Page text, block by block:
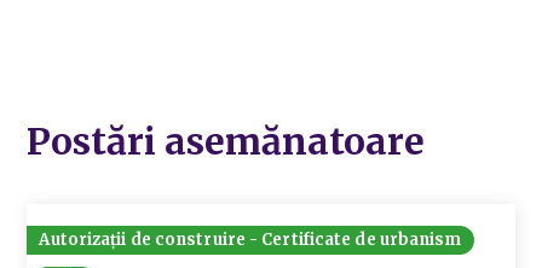
Postări asemănatoare
Autorizații de construire - Certificate de urbanism